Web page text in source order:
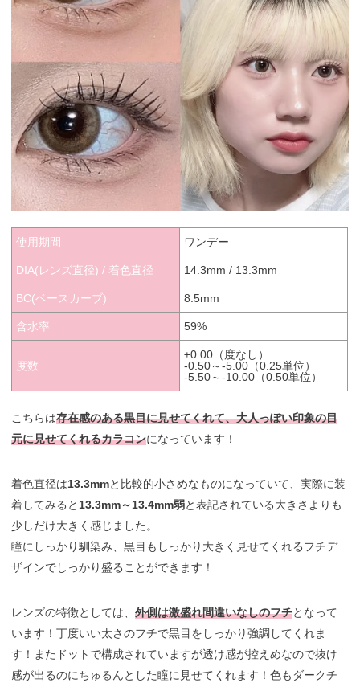
使用期間 ワンデー
DIA(レンズ直径) / 着色直径 14.3mm / 13.3mm
BC(ベースカーブ) 8.5mm
含水率 59%
度数
±0.00（度なし）
-0.50～-5.00（0.25単位）
-5.50～-10.00（0.50単位）
こちらは存在感のある黒目に見せてくれて、大人っぽい印象の目
元に見せてくれるカラコンになっています！
着色直径は13.3mmと比較的小さめなものになっていて、実際に装
着してみると 13.3mm～13.4mm弱と表記されている大きさよりも
少しだけ大きく感じました。
瞳にしっかり馴染み、黒目もしっかり大きく見せてくれるフチデ
ザインでしっかり盛ることができます！
レンズの特徴としては、外側は激盛れ間違いなしのフチとなって
います！丁度いい太さのフチで黒目をしっかり強調してくれま
す！またドットで構成されていますが透け感が控えめなので抜け
感が出るのにちゅるんとした瞳に見せてくれます！色もダークチ